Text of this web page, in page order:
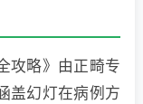
攻略》由正畸专
盖幻灯在病例方